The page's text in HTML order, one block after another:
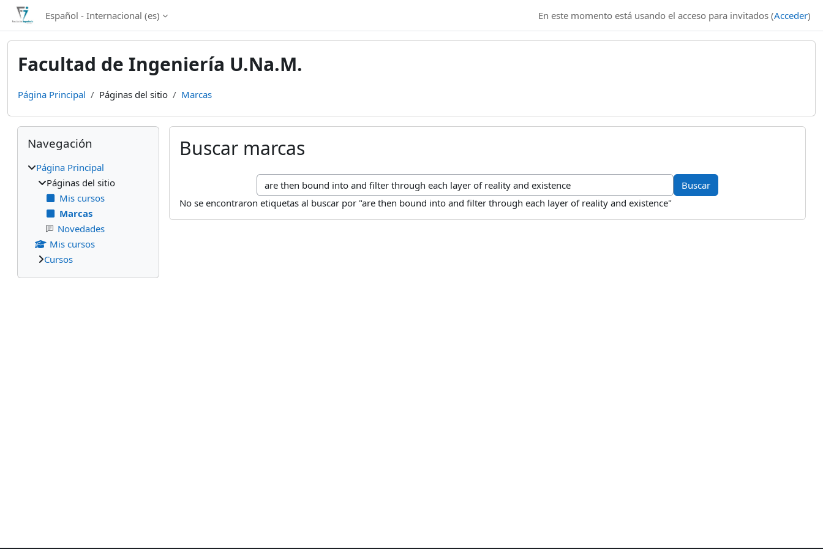
Salta al contenido principal
Español - Internacional ‎(es)‎ En este momento está usando el acceso para invitados (Acceder)
Facultad de Ingeniería U.Na.M.
Página Principal Páginas del sitio Marcas
Buscar marcas
Buscar marcas
No se encontraron etiquetas al buscar por "are then bound into and filter through each layer of reality and existence"
Bloques
Salta Navegación
Navegación
Página Principal
Páginas del sitio
Mis cursos
Marcas
Novedades
Mis cursos
Cursos